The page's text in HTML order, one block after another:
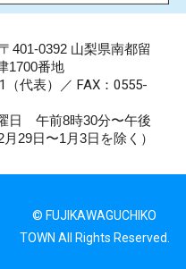
401-0392 山梨県南都留
1700番地
（代表）／ FAX：0555-
日 午前8時30分〜午後
29日〜1月3日を除く）
© FUJIKAWAGUCHIKO
TOWN All Rights Reserved.